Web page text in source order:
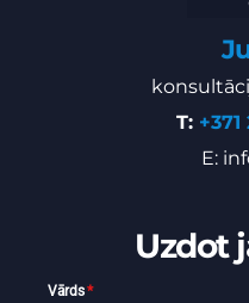
T:
E:
Uzdot
Vārds*